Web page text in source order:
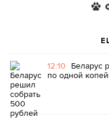
12:10 Беларус
по одной